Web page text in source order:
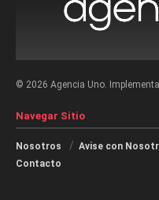
© 2026 Agencia Uno.
Navegar Sitio
Nosotros Avise con
Contacto